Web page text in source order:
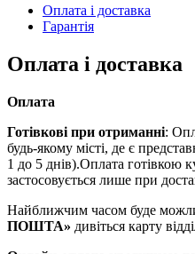
Оплата і доставка
Гарантія
Оплата і доставка
Оплата
Готівкові при отриманні:
будь-якому місті, де є
1 до 5 днів).Оплата готівкою
застосовується лише при
Найближчим часом буде
ПОШТА» дивіться карту